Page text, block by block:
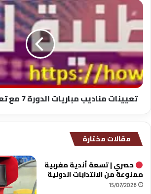
تعيينات
مناديب
مباريات
الدورة
7
مع
تعديل
في
البرمجة
تعيينات مناديب مباريات الدورة 7 مع تعديل في البرمجة
مقالات مختارة
حصري | تسعة أندية مغربية
ممنوعة من الانتدابات الدولية
15/07/2026